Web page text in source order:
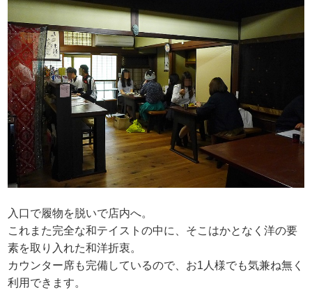
入口で履物を脱いで店内へ。
これまた完全な和テイストの中に、そこはかとなく洋の要
素を取り入れた和洋折衷。
カウンター席も完備しているので、お1人様でも気兼ね無く
利用できます。